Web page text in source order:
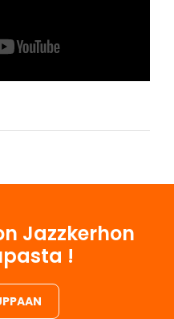
Jazzkerhon
!